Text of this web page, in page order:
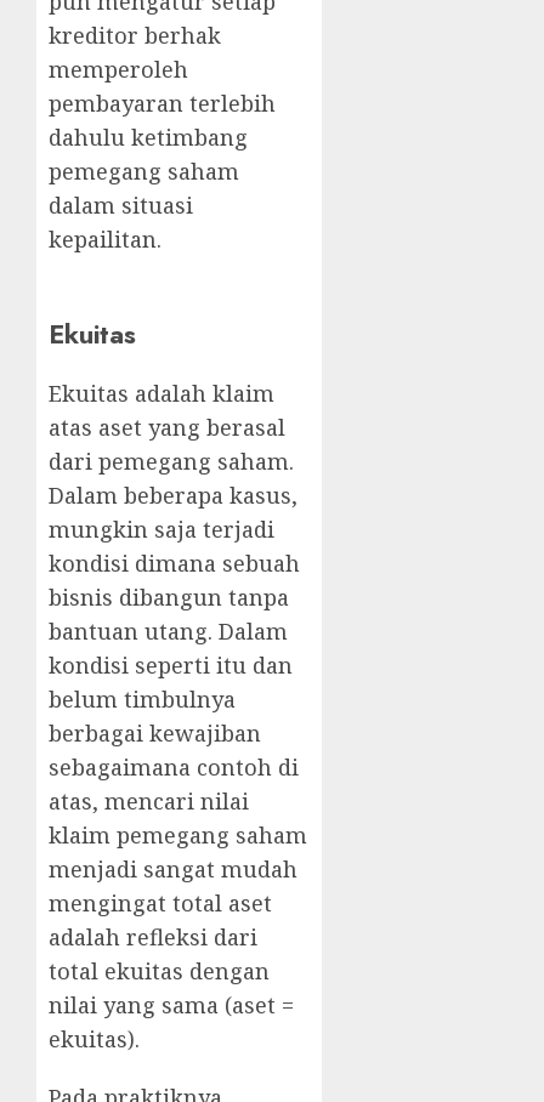
kreditor berhak
memperoleh
pembayaran terlebih
dahulu ketimbang
pemegang saham
dalam situasi
kepailitan.
Ekuitas
Ekuitas adalah klaim
atas aset yang berasal
dari pemegang saham.
Dalam beberapa kasus,
mungkin saja terjadi
kondisi dimana sebuah
bisnis dibangun tanpa
bantuan utang. Dalam
kondisi seperti itu dan
belum timbulnya
berbagai kewajiban
sebagaimana contoh di
atas, mencari nilai
klaim pemegang saham
menjadi sangat mudah
mengingat total aset
adalah refleksi dari
total ekuitas dengan
nilai yang sama (aset =
ekuitas).